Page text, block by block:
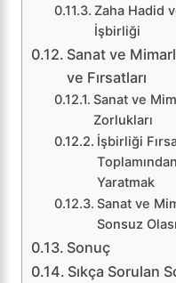
Zaha Hadid
İşbirliği
Sanat ve
ve Fırsatları
Sanat ve
Zorlukları
İşbirliği
Yaratmak
Sanat ve
Sonsuz
Sonuç
Sıkça Sorulan